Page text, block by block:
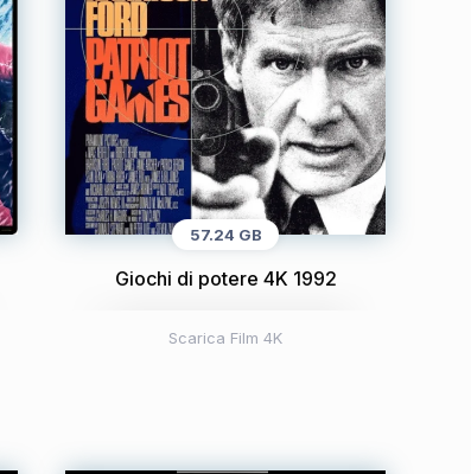
57.24 GB
Giochi di potere 4K 1992
Scarica Film 4K